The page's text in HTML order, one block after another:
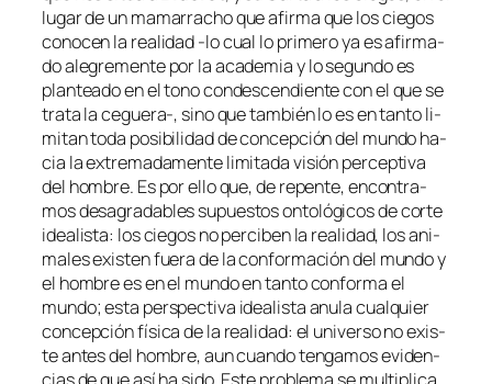
lu­gar de un ma­ma­rra­cho que afir­ma que los cie­gos
co­no­cen la reali­dad‑lo cual lo pri­me­ro ya es afir­ma­
do ale­gre­men­te por la aca­de­mia y lo se­gun­do es
plan­tea­do en el tono con­des­cen­dien­te con el que se
tra­ta la ceguera‑, sino que tam­bién lo es en tan­to li­
mi­tan to­da po­si­bi­li­dad de con­cep­ción del mun­do ha­
cia la ex­tre­ma­da­men­te li­mi­ta­da vi­sión per­cep­ti­va
del hom­bre. Es por ello que, de re­pen­te, en­con­tra­
mos des­agra­da­bles su­pues­tos on­to­ló­gi­cos de cor­te
idea­lis­ta: los cie­gos no per­ci­ben la reali­dad, los ani­
ma­les exis­ten fue­ra de la con­for­ma­ción del mun­do y
el hom­bre es en el mun­do en tan­to con­for­ma el
mun­do; es­ta pers­pec­ti­va idea­lis­ta anu­la cual­quier
con­cep­ción fí­si­ca de la reali­dad: el uni­ver­so no exis­
te an­tes del hom­bre, aun cuan­do ten­ga­mos evi­den­